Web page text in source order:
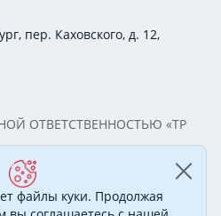
пер. Каховского, д. 12,
ОТВЕТСТВЕННОСТЬЮ «ТР
г. Санкт-Петербург, пер.
22-Н
ОГРН 1177847388894
директор: Соколова Алёна
файлы куки. Продолжая